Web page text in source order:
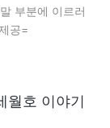
부분에 이르러
공=
월호 이야기